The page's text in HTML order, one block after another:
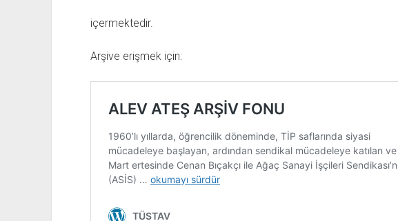
içermektedir.
Arşive erişmek için: